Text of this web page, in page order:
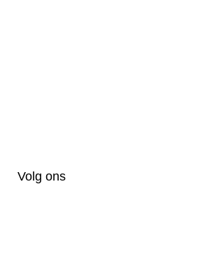
Volg ons